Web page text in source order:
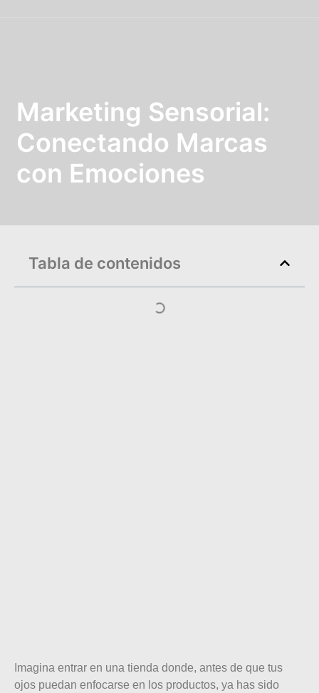
Marketing Sensorial:
Conectando Marcas
con Emociones
Tabla de contenidos
Imagina entrar en una tienda donde, antes de que tus
ojos puedan enfocarse en los productos, ya has sido